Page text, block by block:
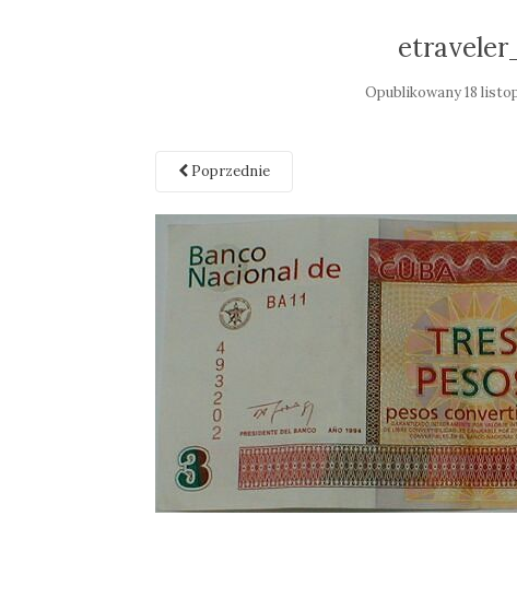
Opublikowany18
Poprzednie